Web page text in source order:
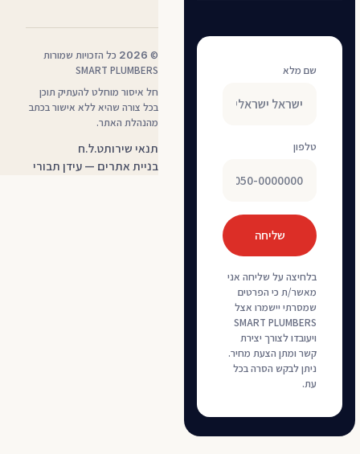
שם מלא
טלפון
שליחה
בלחיצה על שליחה אני
מאשר/ת כי הפרטים
שמסרתי יישמרו אצל
SMART PLUMBERS
ויעובדו לצורך יצירת
קשר ומתן הצעת מחיר.
ניתן לבקש הסרה בכל
עת.
©
2026 כל הזכויות שמורות
SMART PLUMBERS
חל איסור מוחלט להעתיק תוכן
בכל צורה שהיא ללא אישור בכתב
מהנהלת האתר.
תנאי שירות— קובץ PDF, נפתח בלשונית חדשה
ט.ל.ח
בניית אתרים — עידן תבורי